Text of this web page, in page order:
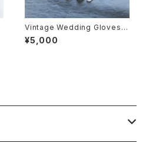
Vintage Wedding Gloves・
ウェディング グローブ U.S.A
¥5,000